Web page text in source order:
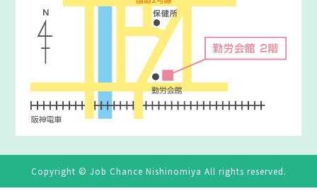
Copyright © Job Chance Nishinomiya All rights reserved.